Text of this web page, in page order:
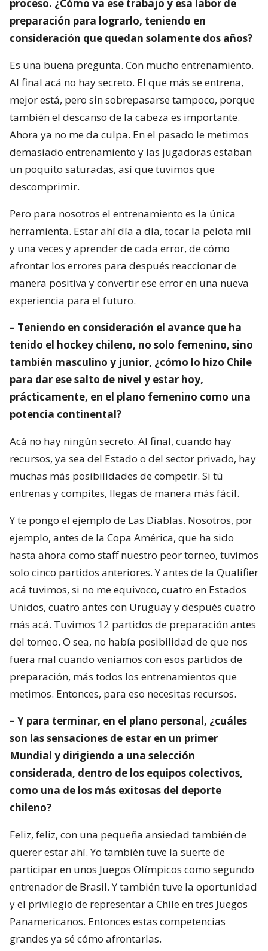
proceso. ¿Cómo va ese trabajo y esa labor de
preparación para lograrlo, teniendo en
consideración que quedan solamente dos años?
Es una buena pregunta. Con mucho entrenamiento.
Al final acá no hay secreto. El que más se entrena,
mejor está, pero sin sobrepasarse tampoco, porque
también el descanso de la cabeza es importante.
Ahora ya no me da culpa. En el pasado le metimos
demasiado entrenamiento y las jugadoras estaban
un poquito saturadas, así que tuvimos que
descomprimir.
Pero para nosotros el entrenamiento es la única
herramienta. Estar ahí día a día, tocar la pelota mil
y una veces y aprender de cada error, de cómo
afrontar los errores para después reaccionar de
manera positiva y convertir ese error en una nueva
experiencia para el futuro.
– Teniendo en consideración el avance que ha
tenido el hockey chileno, no solo femenino, sino
también masculino y junior, ¿cómo lo hizo Chile
para dar ese salto de nivel y estar hoy,
prácticamente, en el plano femenino como una
potencia continental?
Acá no hay ningún secreto. Al final, cuando hay
recursos, ya sea del Estado o del sector privado, hay
muchas más posibilidades de competir. Si tú
entrenas y compites, llegas de manera más fácil.
Y te pongo el ejemplo de Las Diablas. Nosotros, por
ejemplo, antes de la Copa América, que ha sido
hasta ahora como staff nuestro peor torneo, tuvimos
solo cinco partidos anteriores. Y antes de la Qualifier
acá tuvimos, si no me equivoco, cuatro en Estados
Unidos, cuatro antes con Uruguay y después cuatro
más acá. Tuvimos 12 partidos de preparación antes
del torneo. O sea, no había posibilidad de que nos
fuera mal cuando veníamos con esos partidos de
preparación, más todos los entrenamientos que
metimos. Entonces, para eso necesitas recursos.
– Y para terminar, en el plano personal, ¿cuáles
son las sensaciones de estar en un primer
Mundial y dirigiendo a una selección
considerada, dentro de los equipos colectivos,
como una de los más exitosas del deporte
chileno?
Feliz, feliz, con una pequeña ansiedad también de
querer estar ahí. Yo también tuve la suerte de
participar en unos Juegos Olímpicos como segundo
entrenador de Brasil. Y también tuve la oportunidad
y el privilegio de representar a Chile en tres Juegos
Panamericanos. Entonces estas competencias
grandes ya sé cómo afrontarlas.